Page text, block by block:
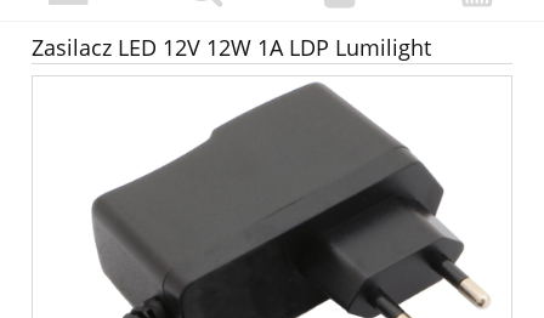
Zasilacz LED 12V 12W 1A LDP Lumilight